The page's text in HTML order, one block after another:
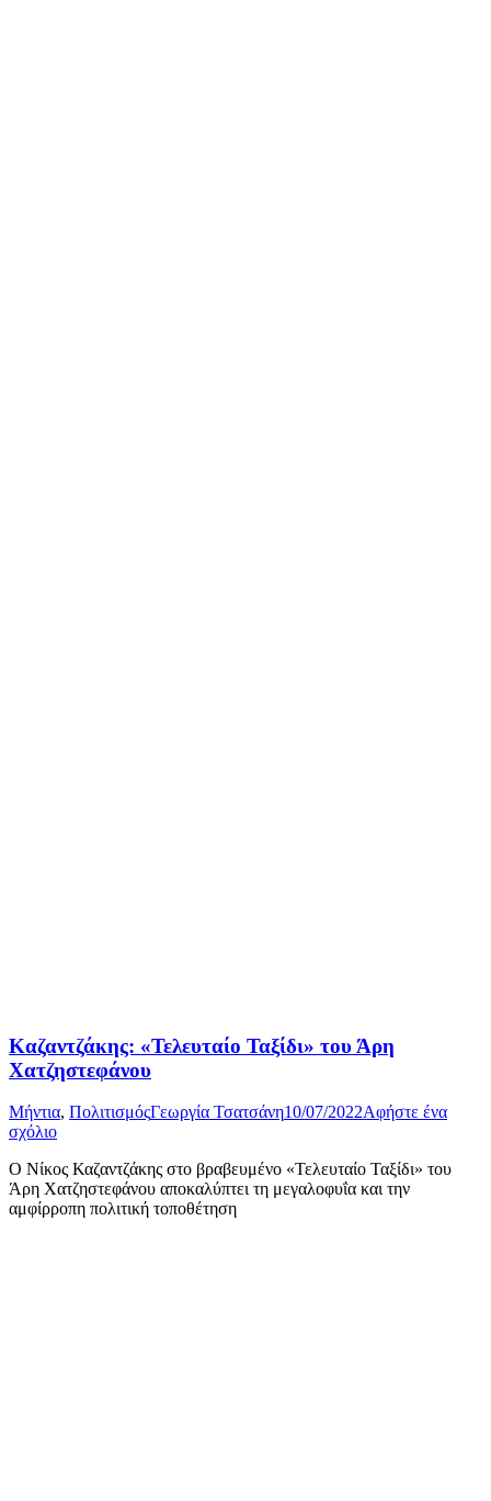
Καζαντζάκης: «Τελευταίο Ταξίδι» του Άρη
Χατζηστεφάνου
Μήντια, ΠολιτισμόςΓεωργία Τσατσάνη10/07/2022Αφήστε ένα
σχόλιο
Ο Νίκος Καζαντζάκης στο βραβευμένο «Τελευταίο Ταξίδι» του
Άρη Χατζηστεφάνου αποκαλύπτει τη μεγαλοφυΐα και την
αμφίρροπη πολιτική τοποθέτηση